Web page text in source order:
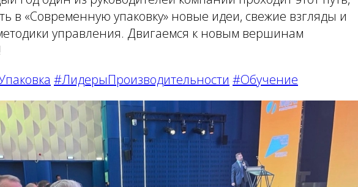
в «Современную упаковку» новые идеи, свежие взгляды и
управления. Двигаемся к новым вершинам
#ЛидерыПроизводительности #Обучение